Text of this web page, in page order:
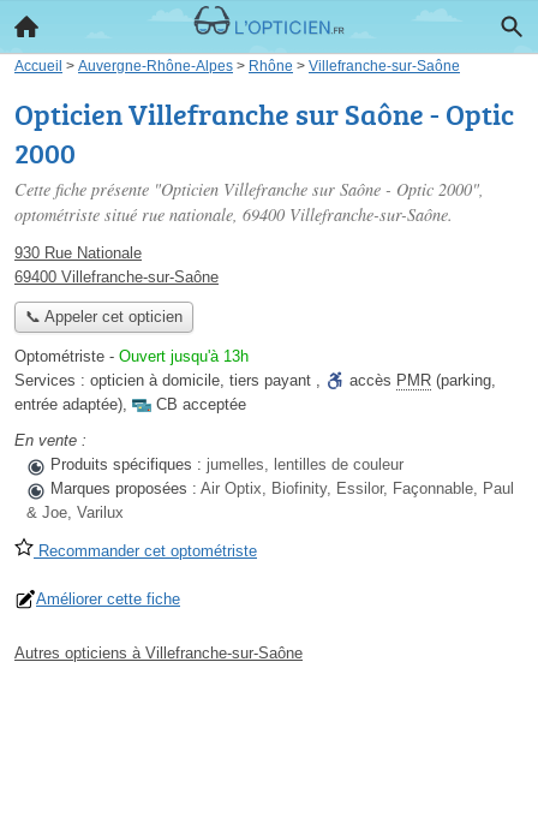
Accueil > Auvergne-Rhône-Alpes > Rhône > Villefranche-sur-Saône
Opticien Villefranche sur Saône - Optic
2000
Cette fiche présente "Opticien Villefranche sur Saône - Optic 2000",
optométriste situé rue nationale, 69400 Villefranche-sur-Saône.
930 Rue Nationale
69400 Villefranche-sur-Saône
📞 Appeler cet opticien
Optométriste - Ouvert jusqu'à 13h
Services : opticien à domicile, tiers payant , accès PMR (parking,
entrée adaptée),
CB acceptée
En vente :
Produits spécifiques : jumelles, lentilles de couleur
Marques proposées : Air Optix, Biofinity, Essilor, Façonnable, Paul
& Joe, Varilux
Recommander cet optométriste
Améliorer cette fiche
Autres opticiens à Villefranche-sur-Saône